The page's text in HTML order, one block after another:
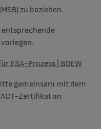
zu beziehen.
entsprechende
ESA-Prozess | BDEW
gemeinsam mit dem
Zertifikat an